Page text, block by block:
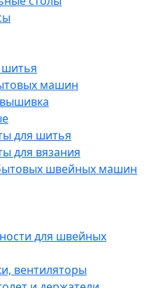
шитья
машин
для шитья
для вязания
швейных машин
для швейных
вентиляторы